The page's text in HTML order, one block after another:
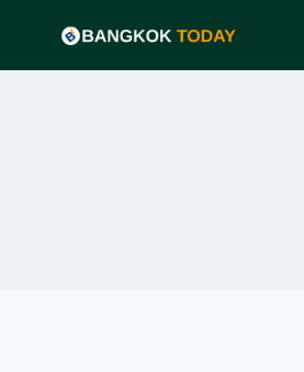
content